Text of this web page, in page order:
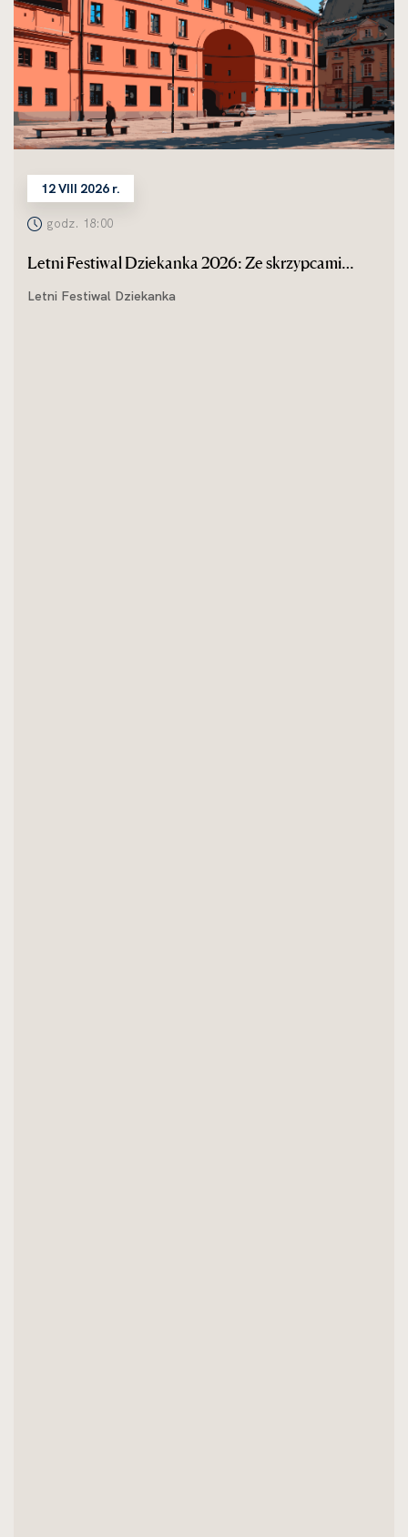
12 VIII 2026 r.
godz. 18:00
Letni Festiwal Dziekanka 2026: Ze skrzypcami
Letni Festiwal Dziekanka